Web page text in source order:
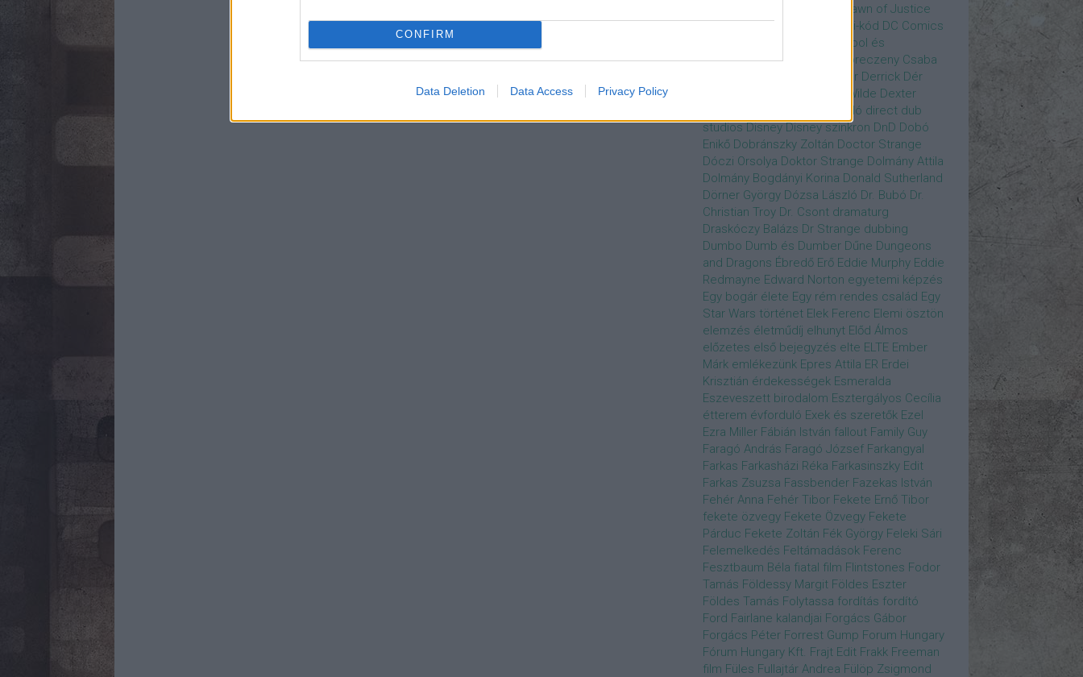
CONFIRM
Data Deletion Data Access Privacy Policy
Dawn of Justice
Days of Future Past
Da Vinci-kód DC Comics
Deadpool és
Rozsomák Dead To Me
Debreczeny Csaba
Denevérember Derrick Dér
Devora Wilde Dexter
díjátadó direct dub
studios Disney Disney szinkron DnD Dobó
Enikő Dobránszky Zoltán Doctor Strange
Dóczi Orsolya Doktor Strange Dolmány Attila
Dolmány Bogdányi Korina Donald Sutherland
Dörner György Dózsa László Dr. Bubó Dr.
Christian Troy Dr. Csont dramaturg
Draskóczy Balázs Dr Strange dubbing
Dumbo Dumb és Dumber Dűne Dungeons
and Dragons Ébredő Erő Eddie Murphy Eddie
Redmayne Edward Norton egyetemi képzés
Egy bogár élete Egy rém rendes család Egy
Star Wars történet Elek Ferenc Elemi ösztön
elemzés életműdíj elhunyt Előd Álmos
előzetes első bejegyzés elte ELTE Ember
Márk emlékezünk Epres Attila ER Erdei
Krisztián érdekességek Esmeralda
Eszeveszett birodalom Esztergályos Cecília
étterem évforduló Exek és szeretők Ezel
Ezra Miller Fábián István fallout Family Guy
Faragó András Faragó József Farkangyal
Farkas Farkasházi Réka Farkasinszky Edit
Farkas Zsuzsa Fassbender Fazekas István
Fehér Anna Fehér Tibor Fekete Ernő Tibor
fekete özvegy Fekete Özvegy Fekete
Párduc Fekete Zoltán Fék György Feleki Sári
Felemelkedés Feltámadások Ferenc
Fesztbaum Béla fiatal film Flintstones Fodor
Tamás Földessy Margit Földes Eszter
Földes Tamás Folytassa fordítás fordító
Ford Fairlane kalandjai Forgács Gábor
Forgács Péter Forrest Gump Forum Hungary
Fórum Hungary Kft. Frajt Edit Frakk Freeman
film Füles Fullajtár Andrea Fülöp Zsigmond